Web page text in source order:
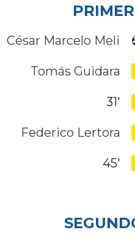
César Marcelo Meli
Tomás Guidara
31'
Federico Lertora
45'